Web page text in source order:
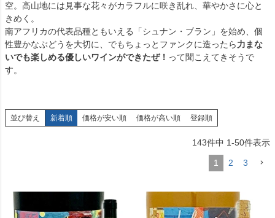
空。高山地には見事な花々がカラフルに咲き乱れ、華やかさに心と
きめく。
南アフリカの代表品種ともいえる「シュナン・ブラン」を始め、個
性豊かなぶどうを大切に、でもちょっとファンクに造ったら力まな
いでも楽しめる優しいワインができたぜ！ って聞こえてきそうで
す。
並び替え 新着順 価格が安い順 価格が高い順 登録順
143件中 1-50件表示
1 2 3